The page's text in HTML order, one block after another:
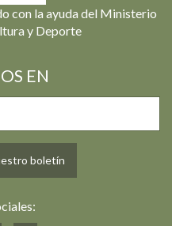
con la ayuda del Ministerio
y Deporte
EN
boletín